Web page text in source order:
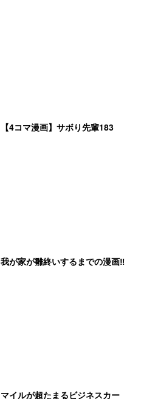
【4コマ漫画】サボり先輩183
我が家が雛終いするまでの漫画‼︎
マイルが超たまるビジネスカー